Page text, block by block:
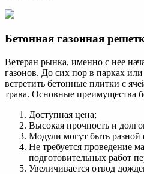
Бетонная газонная
Ветеран рынка, именно с нее
газонов. До сих пор в парках
встретить бетонные плитки с
трава. Основные преимущества
Доступная цена;
Высокая прочность и
Модули могут быть
Не требуется проведение
подготовительных работ
Увеличивается отвод